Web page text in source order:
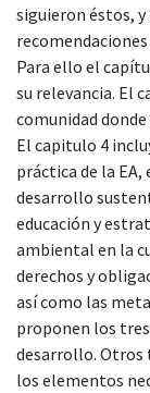
siguieron éstos, y
Para ello el
su relevancia. El
comunidad
El capitulo 4
práctica de la
desarrollo
educación y
ambiental en la
derechos y
así como las
proponen los
desarrollo. Otros
los elementos